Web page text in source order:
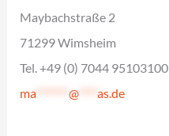
Maybachstraße 2
71299 Wimsheim
Tel. +49 (0) 7044 95103100
ma*******@ ****as.de